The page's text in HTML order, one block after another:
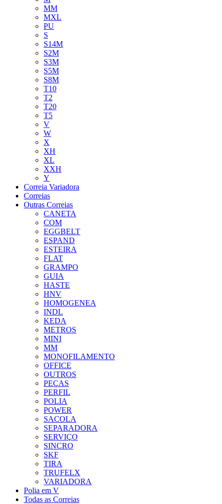
MM
MXL
PU
S
S14M
S2M
S3M
S5M
S8M
T10
T2
T20
T5
V
W
X
XH
XL
XXH
Y
Correia Variadora
Correias
Outras Correias
CANETA
COM
EGGBELT
ESPAND
ESTEIRA
FLAT
GRAMPO
GUIA
HASTE
HNV
HOMOGENEA
INDL
KEDA
METROS
MINI
MM
MONOFILAMENTO
OFFICE
OUTROS
PEÇAS
PERFIL
POLIA
POWER
SACOLA
SEPARADORA
SERVIÇO
SINCRO
SKF
TIRA
TRUFELX
VARIADORA
Polia em V
Todas as Correias